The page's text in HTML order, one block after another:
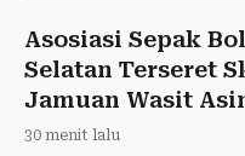
Asosiasi Sepak
Selatan Terseret
Jamuan Wasit
30 menit lalu